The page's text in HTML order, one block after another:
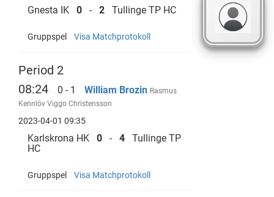
Gnesta IK 0 - 2 Tullinge TP HC
Gruppspel Visa Matchprotokoll
Period 2
08:24
0 - 1 William Brozin Rasmus
Kennlöv Viggo Christensson
2023-04-01 09:35
Karlskrona HK 0 - 4
Tullinge TP
HC
Gruppspel Visa Matchprotokoll